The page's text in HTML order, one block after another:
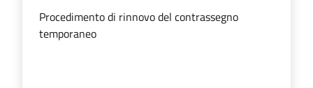
Procedimento di rinnovo del contrassegno
temporaneo